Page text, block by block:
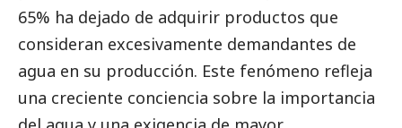
65% ha dejado de adquirir productos que
consideran excesivamente demandantes de
agua en su producción. Este fenómeno refleja
una creciente conciencia sobre la importancia